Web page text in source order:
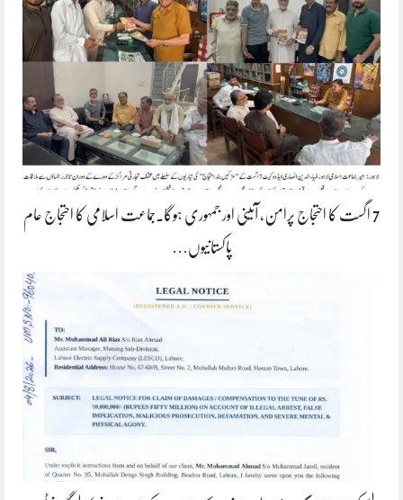
7 اگست کا احتجاج پرامن، آئینی اور جمہوری ہوگا۔جماعت اسلامی کا احتجاج عام
پاکستانیوں…